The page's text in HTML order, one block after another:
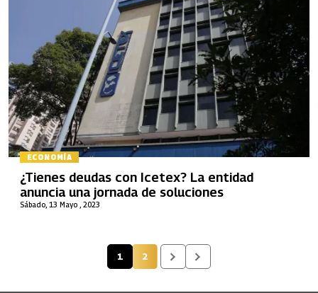
ECONOMÍA
Sábado, 13 Mayo , 2023
¿Tienes deudas con Icetex? La entidad
anuncia una jornada de soluciones
Página actual
1 Página
2